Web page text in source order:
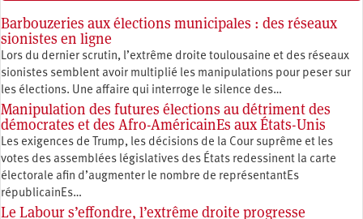
Barbouzeries aux élections municipales : des réseaux
sionistes en ligne
Lors du dernier scrutin, l’extrême droite toulousaine et des réseaux
sionistes semblent avoir multiplié les manipulations pour peser sur
les élections. Une affaire qui interroge le silence des…
Manipulation des futures élections au détriment des
démocrates et des Afro-AméricainEs aux États-Unis
Les exigences de Trump, les décisions de la Cour suprême et les
votes des assemblées législatives des États redessinent la carte
électorale afin d’augmenter le nombre de représentantEs
républicainEs…
Le Labour s’effondre, l’extrême droite progresse